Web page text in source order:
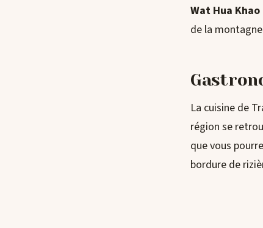
Wat Hua Khao
de la
La cuisine de
région se
que vous
bordure de